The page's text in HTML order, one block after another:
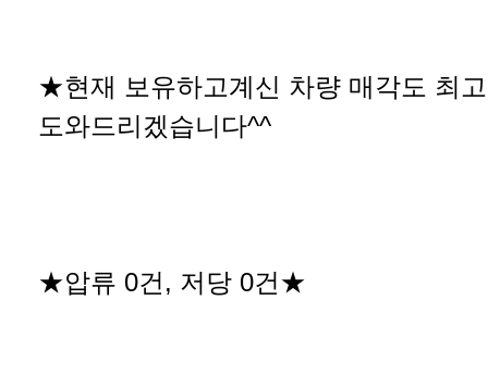
★현재 보유하고계신 차량 매각도 최
도와드리겠습니다^^
★압류 0건, 저당 0건★